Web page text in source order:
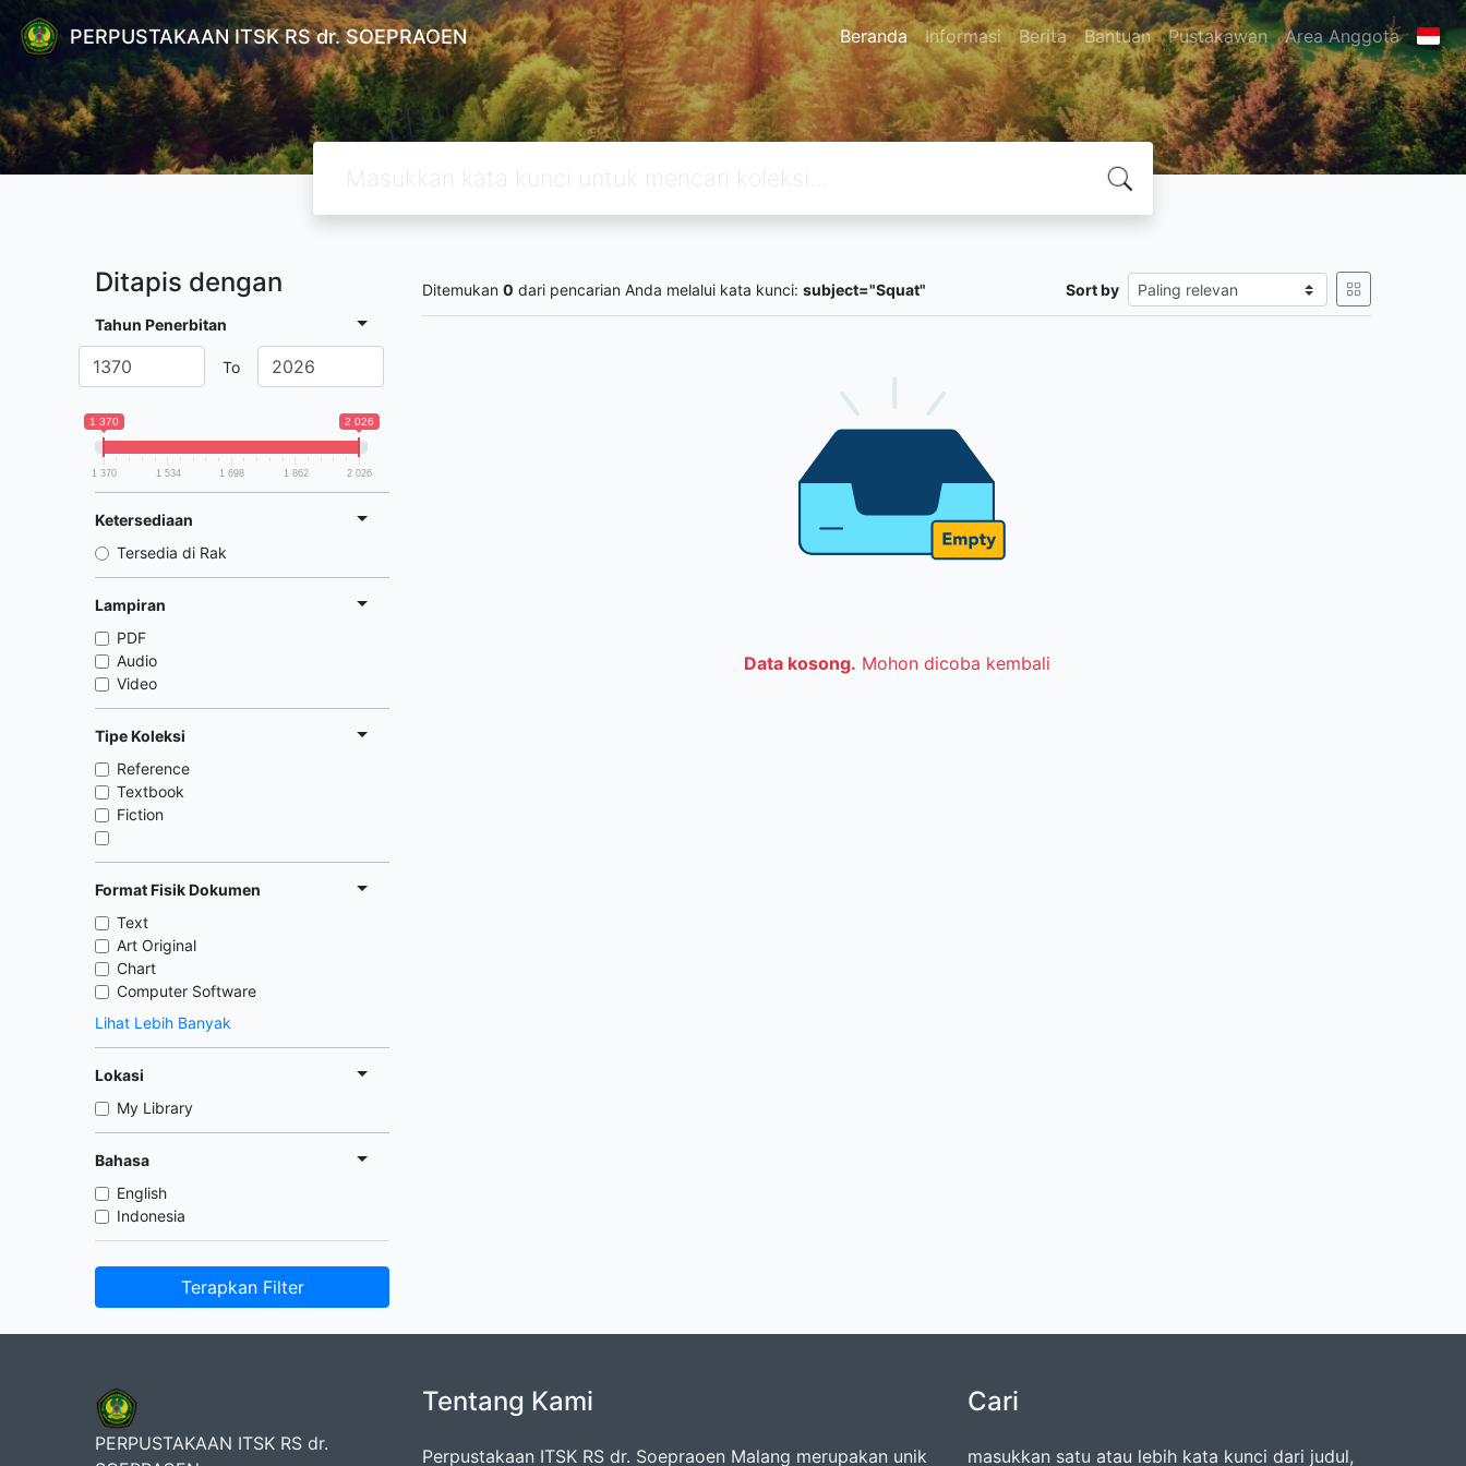
PERPUSTAKAAN ITSK RS dr. SOEPRAOEN Beranda Informasi Berita Bantuan Pustakawan Area Anggota
Ditapis dengan
Tahun Penerbitan
To
1 370 2 026
1 370 1 534 1 698 1 862 2 026
Ketersediaan
Tersedia di Rak
Lampiran
PDF
Audio
Video
Tipe Koleksi
Reference
Textbook
Fiction
Format Fisik Dokumen
Text
Art Original
Chart
Computer Software
Lihat Lebih Banyak
Lokasi
My Library
Bahasa
English
Indonesia
Terapkan Filter
Ditemukan 0 dari pencarian Anda melalui kata kunci: subject="Squat" Sort by
Data kosong. Mohon dicoba kembali
PERPUSTAKAAN ITSK RS dr.
Tentang Kami
Perpustakaan ITSK RS dr. Soepraoen Malang merupakan unik
Cari
masukkan satu atau lebih kata kunci dari judul,